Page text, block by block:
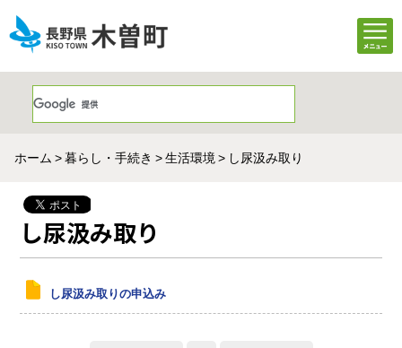
ホーム 暮らし・手続き 生活環境 し尿汲み取り
し尿汲み取り
し尿汲み取りの申込み